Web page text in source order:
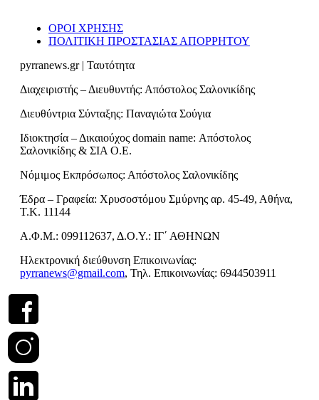
ΟΡΟΙ ΧΡΗΣΗΣ
ΠΟΛΙΤΙΚΗ ΠΡΟΣΤΑΣΙΑΣ ΑΠΟΡΡΗΤΟΥ
pyrranews.gr | Ταυτότητα
Διαχειριστής – Διευθυντής: Απόστολος Σαλονικίδης
Διευθύντρια Σύνταξης: Παναγιώτα Σούγια
Ιδιοκτησία – Δικαιούχος domain name: Απόστολος
Σαλονικίδης & ΣΙΑ Ο.Ε.
Νόμιμος Εκπρόσωπος: Απόστολος Σαλονικίδης
Έδρα – Γραφεία: Χρυσοστόμου Σμύρνης αρ. 45-49, Αθήνα,
Τ.Κ. 11144
Α.Φ.Μ.: 099112637, Δ.Ο.Υ.: ΙΓ΄ ΑΘΗΝΩΝ
Ηλεκτρονική διεύθυνση Επικοινωνίας:
pyrranews@gmail.com, Τηλ. Επικοινωνίας: 6944503911